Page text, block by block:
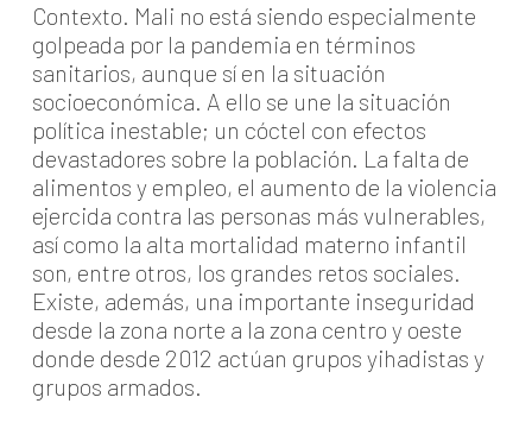
Contexto. Mali no está siendo especialmente
golpeada por la pandemia en términos
sanitarios, aunque sí en la situación
socioeconómica. A ello se une la situación
política inestable; un cóctel con efectos
devastadores sobre la población. La falta de
alimentos y empleo, el aumento de la violencia
ejercida contra las personas más vulnerables,
así como la alta mortalidad materno infantil
son, entre otros, los grandes retos sociales.
Existe, además, una importante inseguridad
desde la zona norte a la zona centro y oeste
donde desde 2012 actúan grupos yihadistas y
grupos armados.